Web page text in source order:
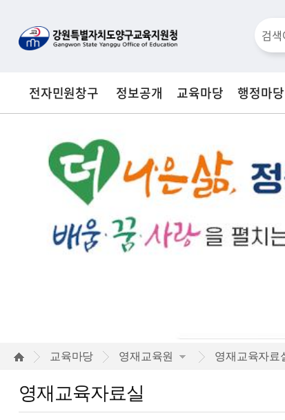
검
창
합
검
색
전자민원창구 정보공개 교육마당 행정마당
영
교육마당 영재교육원 영재교육자료
영재교육자료실